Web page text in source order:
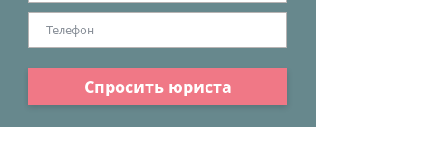
Спросить юриста